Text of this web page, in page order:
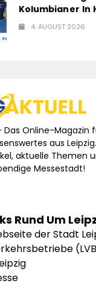
Kolumbianer In
4. AUGUST 2026
Das Online-Magazin
aus
aktuelle Themen
Messestadt!
Rund Um
der Stadt